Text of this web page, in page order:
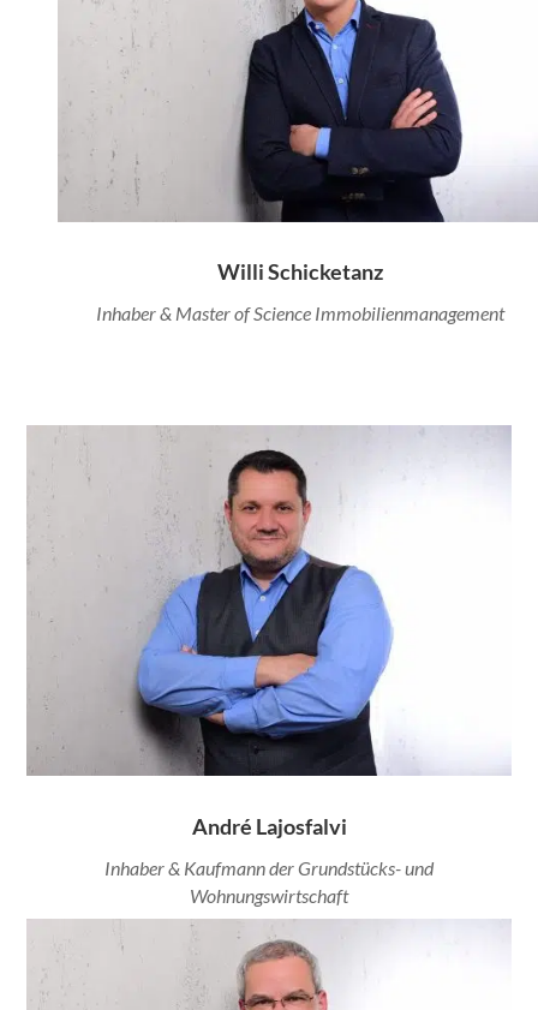
Willi Schicketanz
Inhaber & Master of Science Immobilienmanagement
André Lajosfalvi
Inhaber & Kaufmann der Grundstücks- und
Wohnungswirtschaft